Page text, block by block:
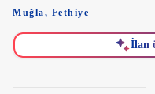
Muğla, Fethiye
İlan